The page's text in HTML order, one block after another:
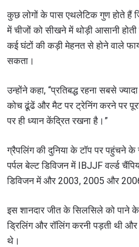
कुछ लोगों के पास एथलेटिक गुण होते हैं
में चीजों को सीखने में थोड़ी आसानी
कई घंटों की कड़ी मेहनत से होने वाले
सकता।
उन्होंने कहा, “प्रतिबद्ध रहना सबसे
कोच ढूंढें और मैट पर ट्रेनिंग करने पर
पर ही ध्यान केंद्रित रखना है।”
ग्रैपलिंग की दुनिया के टॉप पर पहुंचने
पर्पल बेल्ट डिविजन में IBJJF वर्ल्ड
डिविजन में और 2003, 2005 और
इस शानदार जीत के सिलसिले को पाने
ड्रिलिंग और रॉलिंग करनी पड़ती थी
थे।